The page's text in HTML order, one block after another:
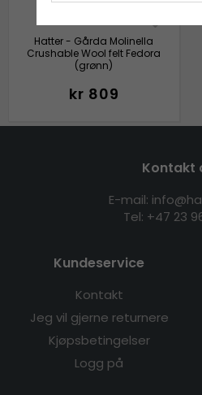
Hatter - Gårda Molinella
Crushable Wool felt Fedora
(grønn)
kr 809
Kontakt
E-mail:
Tel: +47 23
Kundeservice
Kontakt
Jeg vil gjerne returnere
Kjøpsbetingelser
Logg på